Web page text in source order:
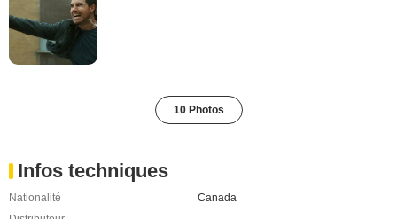
10 Photos
Infos techniques
Nationalité
Canada